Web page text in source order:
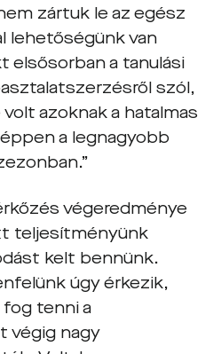
zártuk le az egész
lehetőségünk van
elsősorban a tanulási
szól,
azoknak a hatalmas
a legnagyobb
végeredménye
teljesítményünk
kelt bennünk.
úgy érkezik,
tenni a
végig nagy